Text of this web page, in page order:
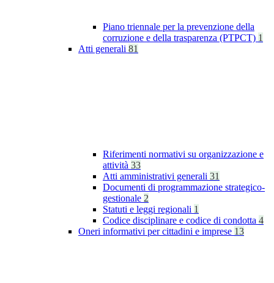
Piano triennale per la prevenzione della
corruzione e della trasparenza (PTPCT) 1
Atti generali 81
Riferimenti normativi su organizzazione e
attività 33
Atti amministrativi generali 31
Documenti di programmazione strategico-
gestionale 2
Statuti e leggi regionali 1
Codice disciplinare e codice di condotta 4
Oneri informativi per cittadini e imprese 13